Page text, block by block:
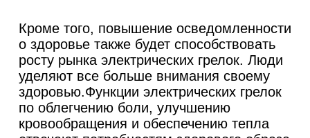
Кроме того, повышение осведомленности
о здоровье также будет способствовать
росту рынка электрических грелок. Люди
уделяют все больше внимания своему
здоровью.Функции электрических грелок
по облегчению боли, улучшению
кровообращения и обеспечению тепла